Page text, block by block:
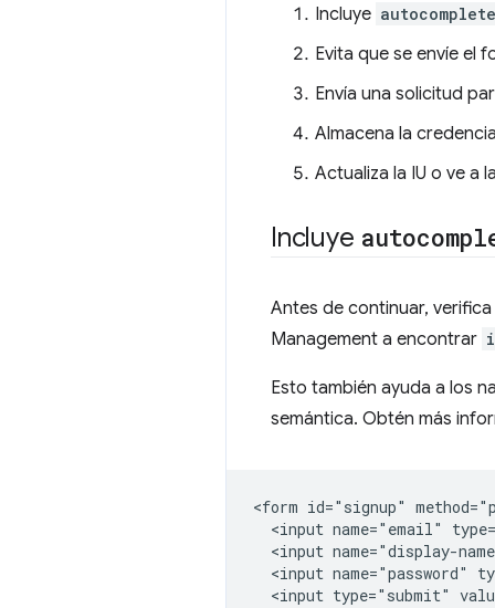
Incluye autocomplete
Evita que se envíe el
Envía una solicitud
Almacena la
Actualiza la IU o ve a
Incluye
Antes de continuar,
Management a encontrar
Esto también ayuda a los
semántica. Obtén más
<form id="signup"
<input name="email"
<input name="display-
<input name="password"
<input type="submit"